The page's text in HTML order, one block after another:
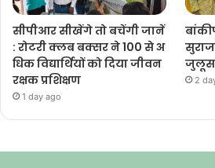
सीपीआर सीखेंगे तो बचेंगी जानें
: रोटरी क्लब बक्सर ने 100 से अ
धिक विद्यार्थियों को दिया जीवन
रक्षक प्रशिक्षण
1 day ago
सुराज
जुलूस
2